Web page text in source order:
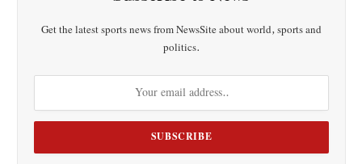
Get the latest sports news from NewsSite about world, sports and
politics.